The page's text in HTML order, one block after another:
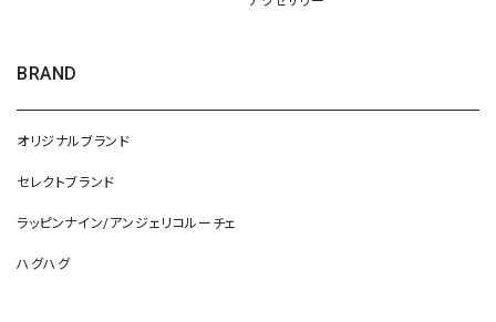
BRAND
オリジナルブランド
セレクトブランド
ラッピンナイン/アンジェリコルーチェ
ハグハグ